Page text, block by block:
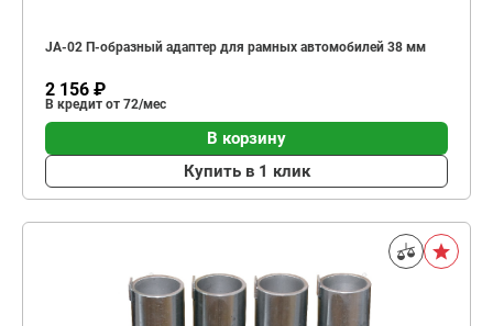
JA-02 П-образный адаптер для рамных автомобилей 38 мм
2 156 ₽
В кредит от 72/мес
В корзину
Купить в 1 клик